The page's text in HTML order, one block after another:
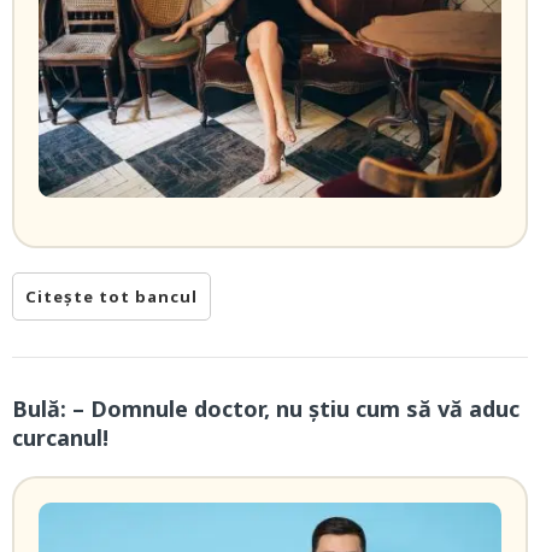
Citește tot bancul
Bulă: – Domnule doctor, nu știu cum să vă aduc
curcanul!